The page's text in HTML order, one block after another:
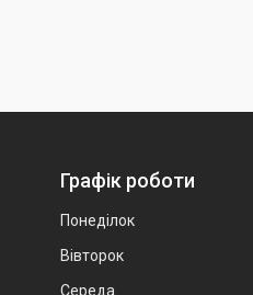
Графік роботи
Понеділок
Вівторок
Середа